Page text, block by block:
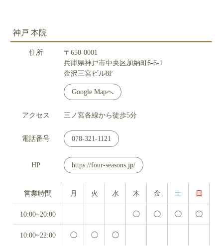
神戸 本院
住所
〒650-0001
兵庫県神戸市中央区加納町6-6-1
金沢三宮ビル8F
Google Mapへ
アクセス 三ノ宮各線から徒歩5分
電話番号 078-321-1121
HP https://four-seasons.jp/
営業時間 月 火 水 木 金 土 日
10:00~20:00 ◯ ◯ ◯ ◯
10:00~22:00 ◯ ◯ ◯